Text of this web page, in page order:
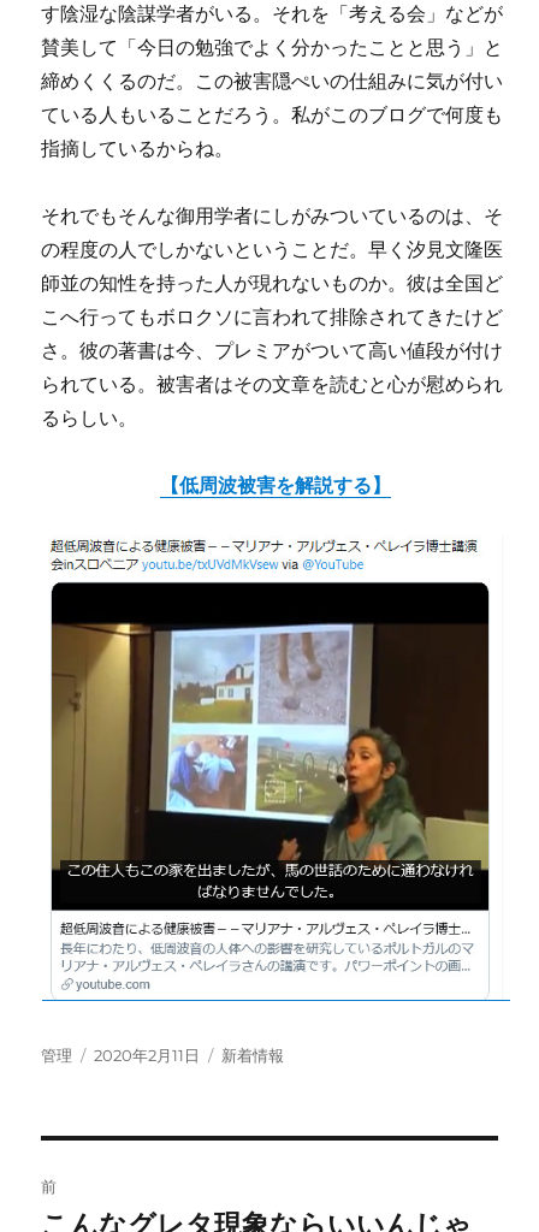
す陰湿な陰謀学者がいる。それを「考える会」などが
賛美して「今日の勉強でよく分かったことと思う」と
締めくくるのだ。この被害隠ぺいの仕組みに気が付い
ている人もいることだろう。私がこのブログで何度も
指摘しているからね。
それでもそんな御用学者にしがみついているのは、そ
の程度の人でしかないということだ。早く汐見文隆医
師並の知性を持った人が現れないものか。彼は全国ど
こへ行ってもボロクソに言われて排除されてきたけど
さ。彼の著書は今、プレミアがついて高い値段が付け
られている。被害者はその文章を読むと心が慰められ
るらしい。
【低周波被害を解説する】
投
管理
投
2020年2月11日
カ
新着情報
稿
前
前
こんなグレタ現象ならいいんじゃ